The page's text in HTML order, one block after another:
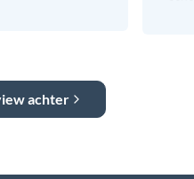
achter